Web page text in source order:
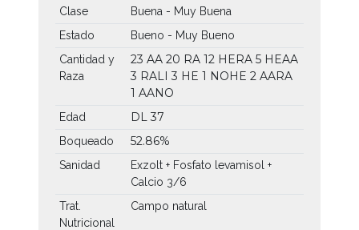
Clase
Buena - Muy Buena
Estado
Bueno - Muy Bueno
Cantidad y
Raza
23 AA 20 RA 12 HERA 5 HEAA
3 RALI3 HE 1 NOHE 2 AARA
1 AANO
Edad DL 37
Boqueado 52.86%
Sanidad
Exzolt + Fosfato levamisol +
Calcio 3/6
Trat.
Nutricional
Campo natural